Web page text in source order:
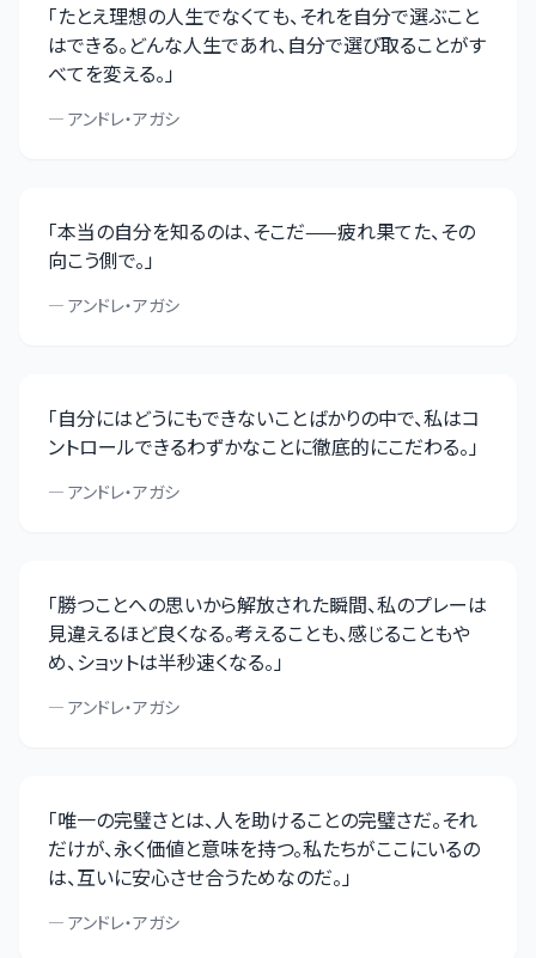
「たとえ理想の人生でなくても、それを自分で選ぶこと
はできる。どんな人生であれ、自分で選び取ることがす
べてを変える。」
— アンドレ・アガシ
「本当の自分を知るのは、そこだ——疲れ果てた、その
向こう側で。」
— アンドレ・アガシ
「自分にはどうにもできないことばかりの中で、私はコ
ントロールできるわずかなことに徹底的にこだわる。」
— アンドレ・アガシ
「勝つことへの思いから解放された瞬間、私のプレーは
見違えるほど良くなる。考えることも、感じることもや
め、ショットは半秒速くなる。」
— アンドレ・アガシ
「唯一の完璧さとは、人を助けることの完璧さだ。それ
だけが、永く価値と意味を持つ。私たちがここにいるの
は、互いに安心させ合うためなのだ。」
— アンドレ・アガシ